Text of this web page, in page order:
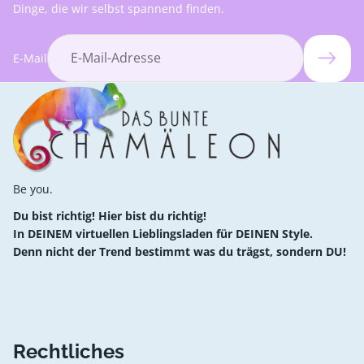
Dinge, die wir selbst spannend finden.
E-Mail
Be you.
Du bist richtig! Hier bist du richtig!
In DEINEM virtuellen Lieblingsladen für DEINEN Style.
Denn nicht der Trend bestimmt was du trägst, sondern DU!
Rechtliches